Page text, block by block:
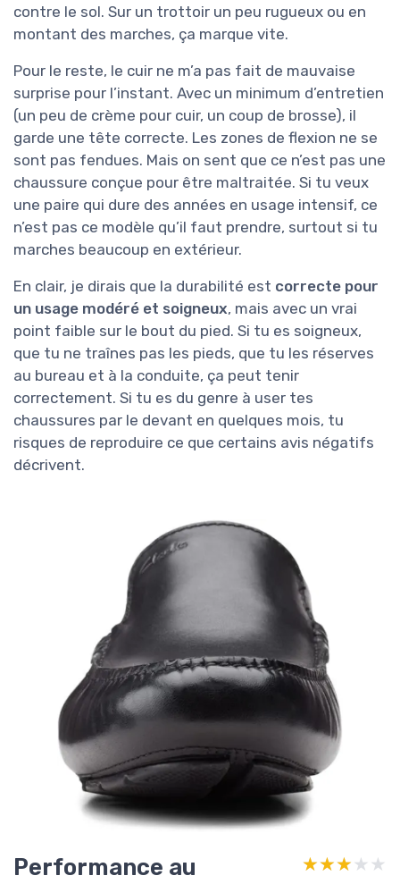
contre le sol. Sur un trottoir un peu rugueux ou en
montant des marches, ça marque vite.
Pour le reste, le cuir ne m’a pas fait de mauvaise
surprise pour l’instant. Avec un minimum d’entretien
(un peu de crème pour cuir, un coup de brosse), il
garde une tête correcte. Les zones de flexion ne se
sont pas fendues. Mais on sent que ce n’est pas une
chaussure conçue pour être maltraitée. Si tu veux
une paire qui dure des années en usage intensif, ce
n’est pas ce modèle qu’il faut prendre, surtout si tu
marches beaucoup en extérieur.
En clair, je dirais que la durabilité est correcte pour
un usage modéré et soigneux, mais avec un vrai
point faible sur le bout du pied. Si tu es soigneux,
que tu ne traînes pas les pieds, que tu les réserves
au bureau et à la conduite, ça peut tenir
correctement. Si tu es du genre à user tes
chaussures par le devant en quelques mois, tu
risques de reproduire ce que certains avis négatifs
décrivent.
Performance au
★★★★★
★★★★★